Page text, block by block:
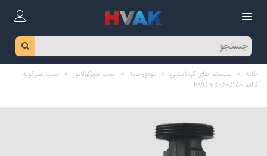
خانه > سیستم های گرمایشی > موتورخانه > پمپ سیرکولاتور > پمپ سیرکوله
کالمو EVO 25-80/180